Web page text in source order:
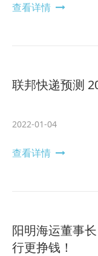
查看详情
联邦快递预测
2022-01-04
查看详情
阳明海运董事
行更挣钱！